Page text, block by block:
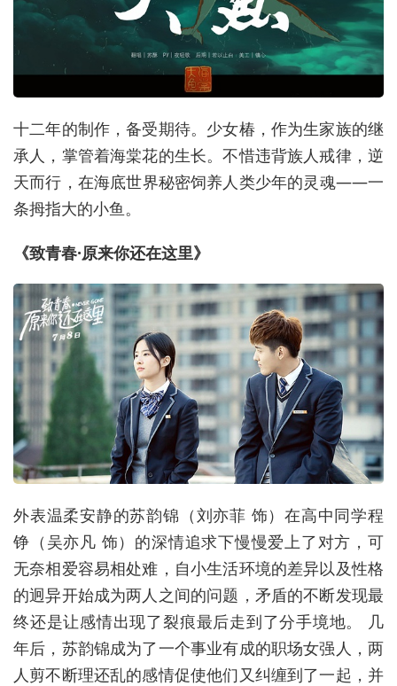
十二年的制作，备受期待。少女椿，作为生家族的继
承人，掌管着海棠花的生长。不惜违背族人戒律，逆
天而行，在海底世界秘密饲养人类少年的灵魂——一
条拇指大的小鱼。
《致青春·原来你还在这里》
外表温柔安静的苏韵锦（刘亦菲 饰）在高中同学程
铮（吴亦凡 饰）的深情追求下慢慢爱上了对方，可
无奈相爱容易相处难，自小生活环境的差异以及性格
的迥异开始成为两人之间的问题，矛盾的不断发现最
终还是让感情出现了裂痕最后走到了分手境地。 几
年后，苏韵锦成为了一个事业有成的职场女强人，两
人剪不断理还乱的感情促使他们又纠缠到了一起，并